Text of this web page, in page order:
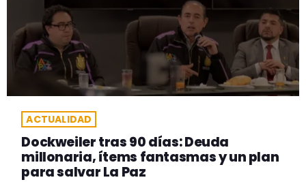
ACTUALIDAD
Dockweiler tras 90 días: Deuda
millonaria, ítems fantasmas y un plan
para salvar La Paz